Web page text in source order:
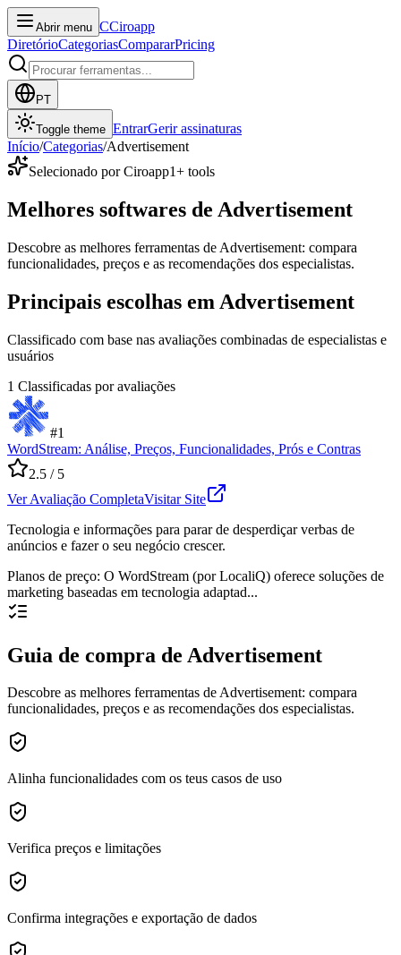
Abrir menu CCiroapp
DiretórioCategoriasCompararPricing
PT
Toggle theme EntrarGerir assinaturas
Início/Categorias/Advertisement
Selecionado por Ciroapp1+ tools
Melhores softwares de Advertisement
Descobre as melhores ferramentas de Advertisement: compara
funcionalidades, preços e as recomendações dos especialistas.
Principais escolhas em Advertisement
Classificado com base nas avaliações combinadas de especialistas e
usuários
1 Classificadas por avaliações
#1
WordStream: Análise, Preços, Funcionalidades, Prós e Contras
2.5 / 5
Ver Avaliação CompletaVisitar Site
Tecnologia e informações para parar de desperdiçar verbas de
anúncios e fazer o seu negócio crescer.
Planos de preço: O WordStream (por LocaliQ) oferece soluções de
marketing baseadas em tecnologia adaptad...
Guia de compra de Advertisement
Descobre as melhores ferramentas de Advertisement: compara
funcionalidades, preços e as recomendações dos especialistas.
Alinha funcionalidades com os teus casos de uso
Verifica preços e limitações
Confirma integrações e exportação de dados